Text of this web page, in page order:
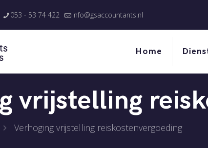
053 - 53 74 422 info@gsaccountants.nl
Home
vrijstelling
Verhoging vrijstelling reiskostenvergoeding